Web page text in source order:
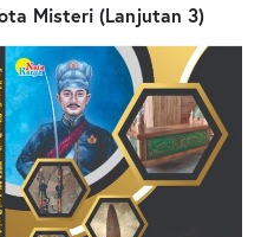
Misteri (Lanjutan 3)